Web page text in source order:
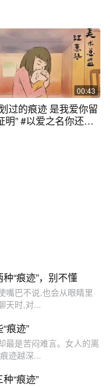
00:43
过的痕迹 是我爱你留
明” #以爱之名你还愿
“痕迹”，别不懂
嘴巴不说,也会从眼睛里
天时,对...
痕迹”
最是苦闷难言。女人的离
迹越深...
“痕迹”